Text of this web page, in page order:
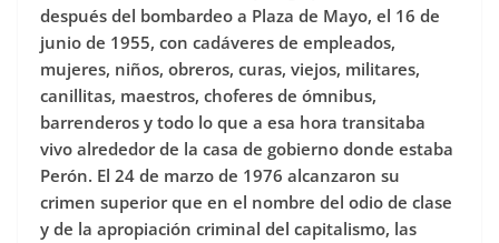
después del bombardeo a Plaza de Mayo, el 16 de
junio de 1955, con cadáveres de empleados,
mujeres, niños, obreros, curas, viejos, militares,
canillitas, maestros, choferes de ómnibus,
barrenderos y todo lo que a esa hora transitaba
vivo alrededor de la casa de gobierno donde estaba
Perón. El 24 de marzo de 1976 alcanzaron su
crimen superior que en el nombre del odio de clase
y de la apropiación criminal del capitalismo, las